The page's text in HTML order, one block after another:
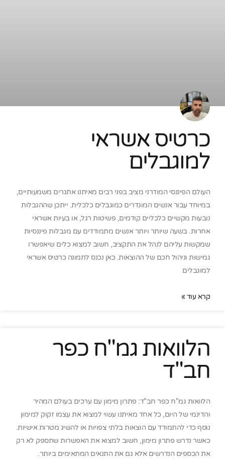
כרטיס אשראי
למוגבלים
העולם הפיננסי המודרני מציב בפני רבים מאיתנו אתגרים משמעותיים,
במיוחד עבור אנשים המוגדרים כמוגבלים כלכלית. ייתכן שההגבלות
נובעות מקשיים כלכליים קודמים, פשיטות רגל, או בעיות אשראי
אחרות. בשעה שיותר ויותר אנשים מתמודדים עם מגבלות פיננסיות
שמקשות עליהם לנהל את התקציב, חשוב למצוא כלים שיאפשרו
גמישות וניהול חכם של ההוצאות. כאן נכנס לתמונה כרטיס אשראי
למוגבלים
קרא עוד »
הלוואות גמ"ח כפר
חב"ד
הלוואות גמ"ח כפר חב"ד: פתרון מימון עם ערכים בעולם המהיר
והדינמי של היום, כל אחד מאיתנו עשוי למצוא את עצמו זקוק למימון
נוסף כדי להתמודד עם הוצאות בלתי צפויות או להשיג מטרות אישיות.
כאשר נדרש פתרון מימון, חשוב למצוא את האפשרות שתספק לא רק
את הכספים הנדרשים אלא גם את התנאים המתאימים ביותר.